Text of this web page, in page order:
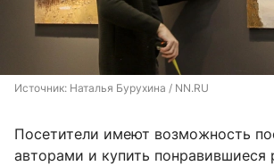
Источник: Наталья Бурухина / NN.RU
Посетители имеют возможность
авторами и купить понравившиеся